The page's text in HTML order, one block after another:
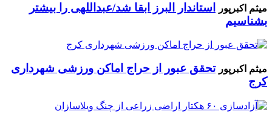
میثم اکبرپور
استاندار البرز ابقا شد/عبداللهی را بیشتر
بشناسیم
میثم اکبرپور تحقق عبور از حراج اماکن ورزشی شهرداری
کرج